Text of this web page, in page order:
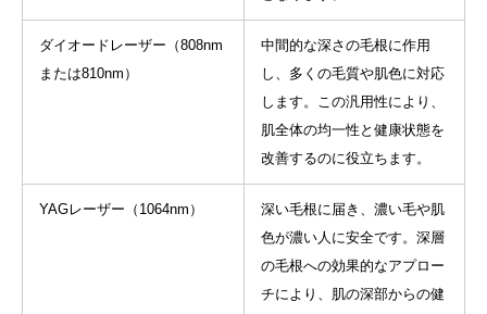
ダイオードレーザー（808nm
または810nm）
中間的な深さの毛根に作用
し、多くの毛質や肌色に対応
します。この汎用性により、
肌全体の均一性と健康状態を
改善するのに役立ちます。
YAGレーザー（1064nm）
深い毛根に届き、濃い毛や肌
色が濃い人に安全です。深層
の毛根への効果的なアプロー
チにより、肌の深部からの健